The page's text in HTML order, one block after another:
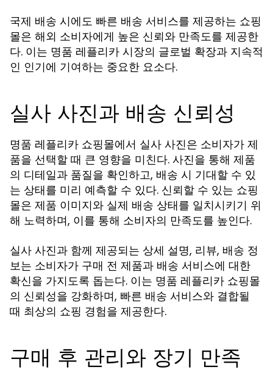
국제 배송 시에도 빠른 배송 서비스를 제공하는 쇼핑
몰은 해외 소비자에게 높은 신뢰와 만족도를 제공한
다. 이는 명품 레플리카 시장의 글로벌 확장과 지속적
인 인기에 기여하는 중요한 요소다.
실사 사진과 배송 신뢰성
명품 레플리카 쇼핑몰에서 실사 사진은 소비자가 제
품을 선택할 때 큰 영향을 미친다. 사진을 통해 제품
의 디테일과 품질을 확인하고, 배송 시 기대할 수 있
는 상태를 미리 예측할 수 있다. 신뢰할 수 있는 쇼핑
몰은 제품 이미지와 실제 배송 상태를 일치시키기 위
해 노력하며, 이를 통해 소비자의 만족도를 높인다.
실사 사진과 함께 제공되는 상세 설명, 리뷰, 배송 정
보는 소비자가 구매 전 제품과 배송 서비스에 대한
확신을 가지도록 돕는다. 이는 명품 레플리카 쇼핑몰
의 신뢰성을 강화하며, 빠른 배송 서비스와 결합될
때 최상의 쇼핑 경험을 제공한다.
구매 후 관리와 장기 만족